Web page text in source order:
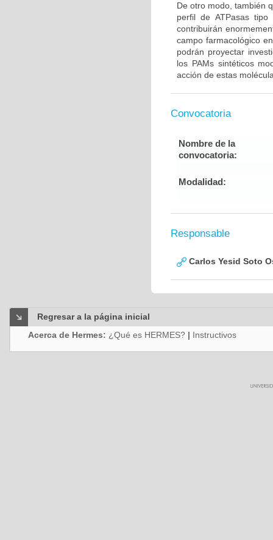
De otro modo, también
perfil de ATPasas
contribuirán
campo farmacológico
podrán proyectar
los PAMs sintéticos
acción de estas
Convocatoria
Nombre de la
convocatoria:
Modalidad:
Responsable
Carlos Yesid Soto
Regresar a la página inicial
Acerca de Hermes: ¿Qué es HERMES? | Instructivos